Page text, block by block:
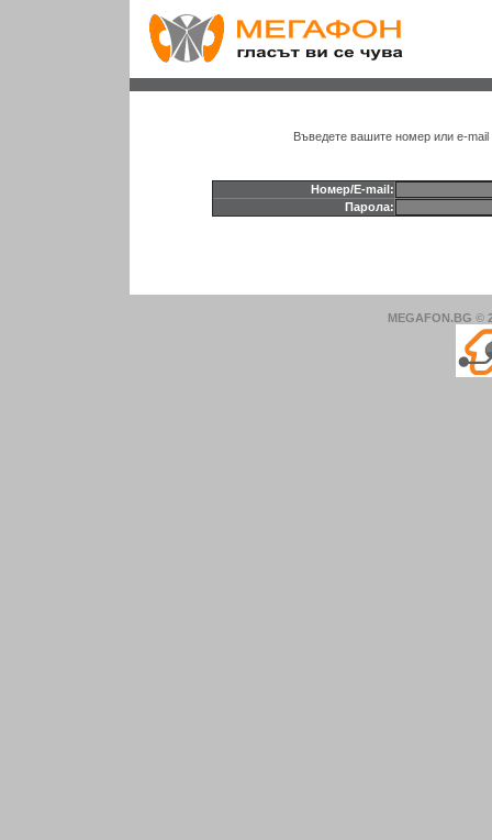
Въведете вашите номер или e-mail
Номер/E-mail:
Парола:
MEGAFON.BG ©